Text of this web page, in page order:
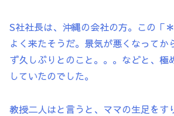
S社社長は、沖縄の会社の方。この「
よく来たそうだ。景気が悪くなってか
ず久しぶりとのこと。。。などと、極
していたのでした。
教授二人はと言うと、ママの生足をす